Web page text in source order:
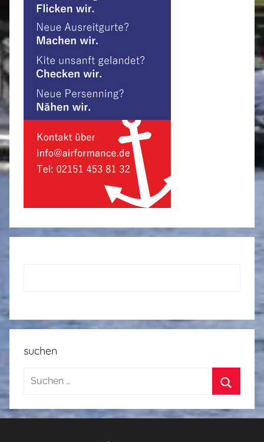
suchen
Suchen